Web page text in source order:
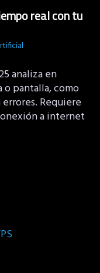
real con tu
analiza en
o pantalla, como
Requiere
a internet